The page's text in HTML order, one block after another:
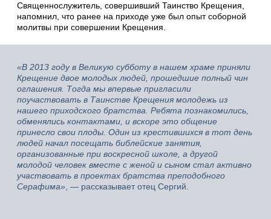
Священнослужитель, совершивший Таинство Крещения,
напомнил, что ранее на приходе уже был опыт соборной
молитвы при совершении Крещения.
«В 2013 году в Великую субботу в нашем храме приняли
Крещение двое молодых людей, прошедшие полный чин
оглашения. Тогда мы впервые пригласили
поучаствовать в Таинстве Крещения молодежь из
нашего приходского братства. Ребята познакомились,
обменялись контактами, и вскоре это общение
принесло свои плоды. Один из крестившихся в тот день
людей начал посещать библейские занятия,
организованные при воскресной школе, а другой
молодой человек вместе с женой и сыном стал активно
участвовать в проектах братства преподобного
Серафима», — рассказывает отец Сергий.